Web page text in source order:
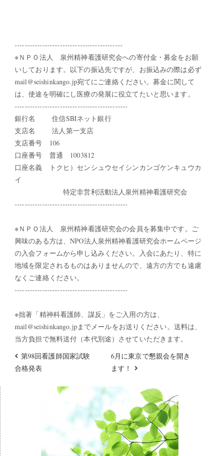
-------------------------------------------
※ＮＰＯ法人 泉州精神看護研究会への寄付金・募金をお願
いしております。以下の振込先ですが、お振込みの際は必ず
mail@seishinkango.jp宛てにご連絡ください。募金に関して
は、使途を明確にし医療の発展に役立てたいと思います。
---------------------------------------------
銀行名 住信SBIネット銀行
支店名 法人第一支店
支店番号 106
口座番号 普通 1003812
口座名義 トクヒ）センシュウセイシンカンゴケンキュウカ
イ
特定非営利活動法人泉州精神看護研究会
---------------------------------------------
※ＮＰＯ法人 泉州精神看護研究会の会員を募集中です。ご
興味のある方は、NPO法人泉州精神看護研究会ホームページ
の入会フォームから申し込みください。入会にあたり、特に
地域を限定されるものはありませんので、遠方の方でも遠慮
なくご連絡ください。
---------------------------------------------
※拙著「精神科看護師、謀反」をご入用の方は、
mail@seishinkango.jpまでメールをお送りください。送料は、
当方負担で無料送付（本代別途）させていただきます。
第98回看護師国家試験
合格発表
6月に東京で懇親会を開き
ます！